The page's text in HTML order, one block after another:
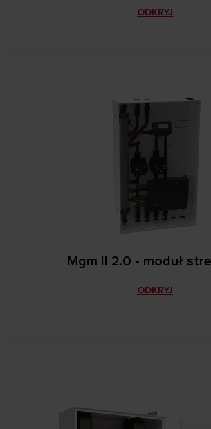
ODKRYJ
Mgm II 2.0 - moduł
ODKRYJ